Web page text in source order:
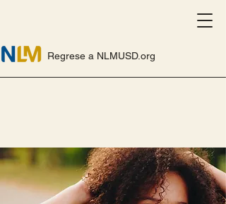
Regrese a NLMUSD.org